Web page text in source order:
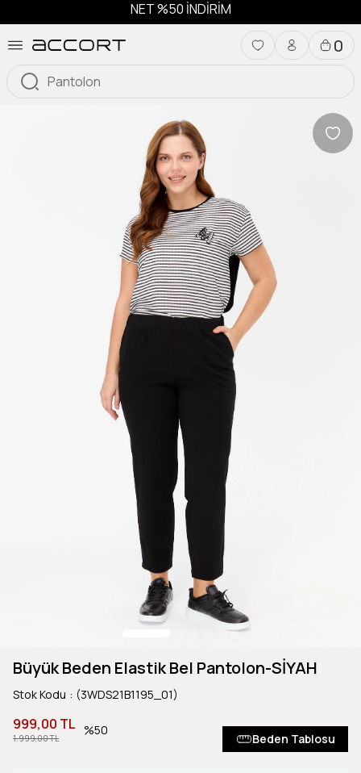
NET %50 İNDİRİM
0
Büyük Beden Elastik Bel Pantolon-SİYAH
Stok Kodu (3WDS21B1195_01)
1.999,00 TL
999,00 TL 50
Beden Tablosu